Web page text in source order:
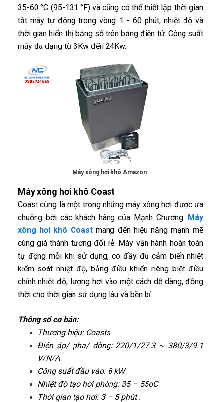
35-60 °C (95-131 °F) và cũng có thể thiết lập thời gian
tắt máy tự động trong vòng 1 - 60 phút, nhiệt độ và
thời gian hiển thị bằng số trên bảng điện tử. Công suất
máy đa dạng từ 3Kw đến 24Kw.
Máy xông hơi khô Amazon.
Máy xông hơi khô Coast
Coast cũng là một trong những máy xông hơi được ưa
chuộng bởi các khách hàng của Mạnh Chương. Máy
xông hơi khô Coast mang đến hiệu năng mạnh mẽ
cùng giá thành tương đối rẻ. Máy vận hành hoàn toàn
tự động mỗi khi sử dụng, có đầy đủ cảm biến nhiệt
kiểm soát nhiệt độ, bảng điều khiển riêng biệt điều
chỉnh nhiệt độ, lượng hơi vào một cách dễ dàng, đồng
thời cho thời gian sử dụng lâu và bền bỉ.
Thông số cơ bản:
Thương hiệu: Coasts
Điện áp/ pha/ dòng: 220/1/27.3 ~ 380/3/9.1
V/N/A
Công suất đầu vào: 6 kW
Nhiệt độ tạo hơi phòng: 35 – 55oC
Thời gian tạo hơi: 3 – 5 phút .